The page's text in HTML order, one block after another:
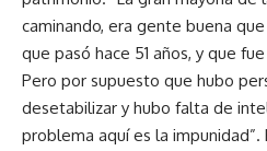
caminando, era gente buena
que pasó hace 51 años, y que
Pero por supuesto que hubo
desetabilizar y hubo falta de
problema aquí es la impunidad”.